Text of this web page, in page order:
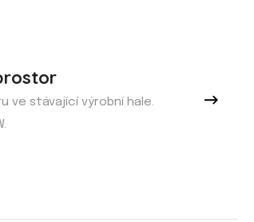
ve stávající výrobní hale.